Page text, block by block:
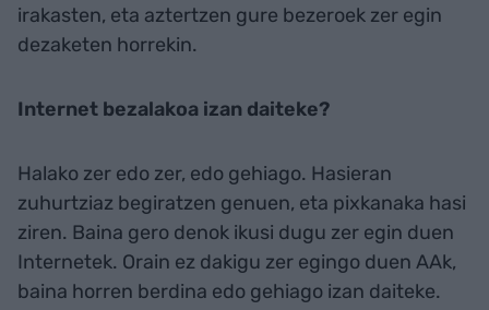
irakasten, eta aztertzen gure bezeroek zer egin
dezaketen horrekin.
Internet bezalakoa izan daiteke?
Halako zer edo zer, edo gehiago. Hasieran
zuhurtziaz begiratzen genuen, eta pixkanaka hasi
ziren. Baina gero denok ikusi dugu zer egin duen
Internetek. Orain ez dakigu zer egingo duen AAk,
baina horren berdina edo gehiago izan daiteke.